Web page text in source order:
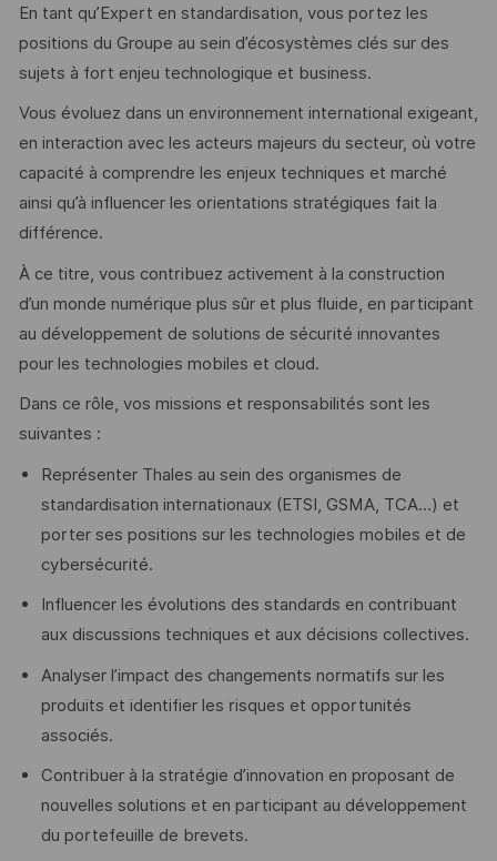
En tant qu’Expert en standardisation, vous portez les
positions du Groupe au sein d’écosystèmes clés sur des
sujets à fort enjeu technologique et business.
Vous évoluez dans un environnement international exigeant,
en interaction avec les acteurs majeurs du secteur, où votre
capacité à comprendre les enjeux techniques et marché
ainsi qu’à influencer les orientations stratégiques fait la
différence.
À ce titre, vous contribuez activement à la construction
d’un monde numérique plus sûr et plus fluide, en participant
au développement de solutions de sécurité innovantes
pour les technologies mobiles et cloud.
Dans ce rôle, vos missions et responsabilités sont les
suivantes :
Représenter Thales au sein des organismes de
standardisation internationaux (ETSI, GSMA, TCA…) et
porter ses positions sur les technologies mobiles et de
cybersécurité.
Influencer les évolutions des standards en contribuant
aux discussions techniques et aux décisions collectives.
Analyser l’impact des changements normatifs sur les
produits et identifier les risques et opportunités
associés.
Contribuer à la stratégie d’innovation en proposant de
nouvelles solutions et en participant au développement
du portefeuille de brevets.